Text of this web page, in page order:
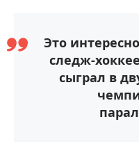
Это
следж-
сыграл в